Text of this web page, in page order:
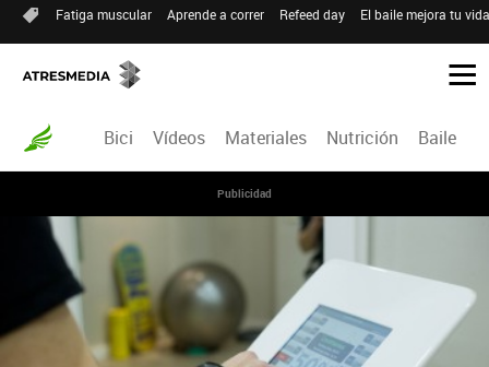
Fatiga muscular Aprende a correr Refeed day El baile mejora tu
Bici Vídeos Materiales Nutrición Baile
Publicidad